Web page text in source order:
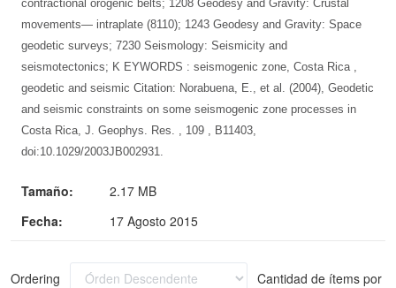
contractional orogenic belts; 1208 Geodesy and Gravity: Crustal
movements— intraplate (8110); 1243 Geodesy and Gravity: Space
geodetic surveys; 7230 Seismology: Seismicity and
seismotectonics; K EYWORDS : seismogenic zone, Costa Rica ,
geodetic and seismic Citation: Norabuena, E., et al. (2004), Geodetic
and seismic constraints on some seismogenic zone processes in
Costa Rica, J. Geophys. Res. , 109 , B11403,
doi:10.1029/2003JB002931.
Tamaño:
2.17 MB
Fecha:
17 Agosto 2015
Ordering
Cantidad de ítems por